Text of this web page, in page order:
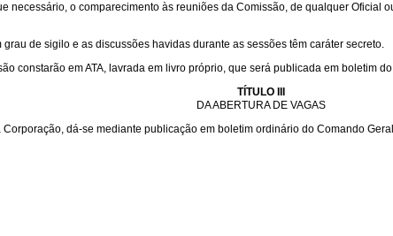
necessário, o comparecimento às reuniões da Comissão, de qualquer
de sigilo e as discussões havidas durante as sessões têm caráter secreto.
constarão em ATA, lavrada em livro próprio, que será publicada em boletim
TÍTULO III
DA ABERTURA DE VAGAS
dá-se mediante publicação em boletim ordinário do Comando